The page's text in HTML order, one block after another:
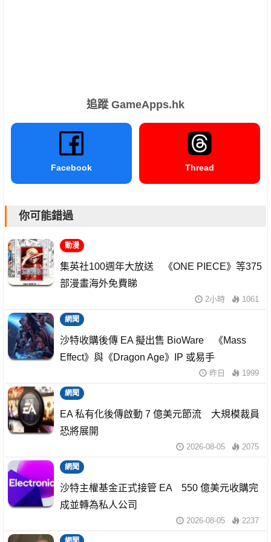
追蹤 GameApps.hk
Facebook Thread
你可能錯過
動漫
集英社100週年大放送 《ONE PIECE》等375
部漫畫海外免費睇
2小時 1061
網聞
沙特收購後傳 EA 擬出售 BioWare 《Mass
Effect》與《Dragon Age》IP 或易手
昨日 1999
網聞
EA 私有化後傳啟動 7 億美元節流 大規模裁員
恐將展開
2026-08-05 2075
網聞
沙特主權基金正式接管 EA 550 億美元收購完
成並轉為私人公司
2026-08-05 2237